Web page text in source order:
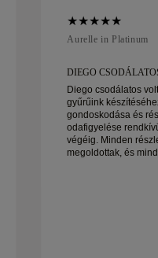
Aurelle in Platinum
DIEGO
Diego csodálatos
gyűrűink
gondoskodása és
odafigyelése
végéig. Minden
megoldottak, és